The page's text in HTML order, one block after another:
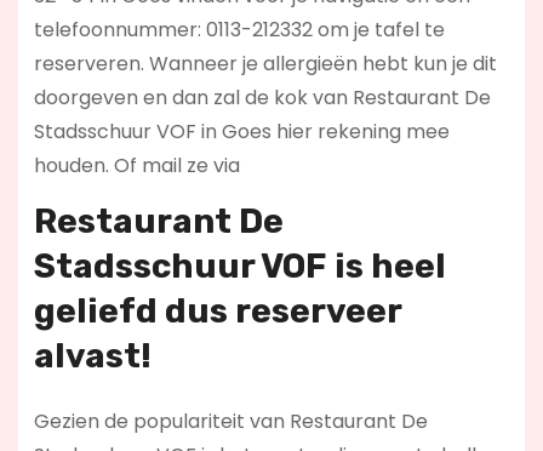
telefoonnummer: 0113-212332 om je tafel te
reserveren. Wanneer je allergieën hebt kun je dit
doorgeven en dan zal de kok van Restaurant De
Stadsschuur VOF in Goes hier rekening mee
houden. Of mail ze via
Restaurant De
Stadsschuur VOF is heel
geliefd dus reserveer
alvast!
Gezien de populariteit van Restaurant De